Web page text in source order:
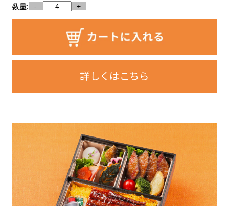
数量: - +
詳しくはこちら